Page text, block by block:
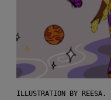
ILLUSTRATION BY REESA.